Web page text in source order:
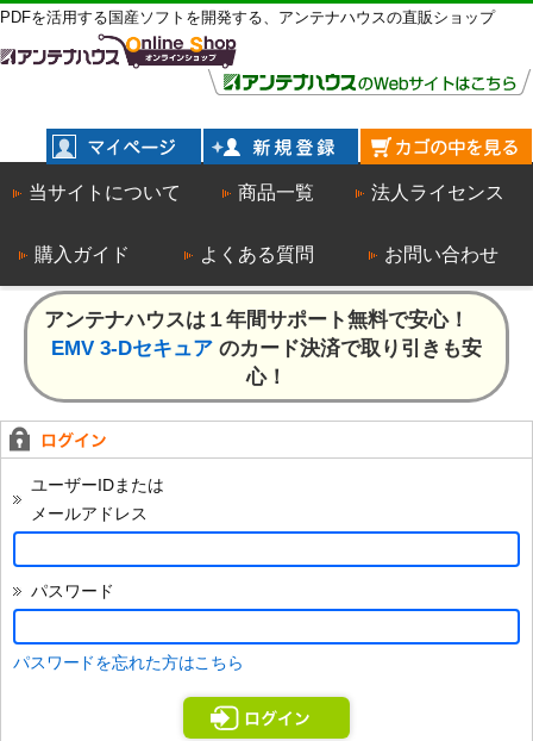
PDFを活用する国産ソフトを開発する、アンテナハウスの直販ショップ
当サイトについて 商品一覧 法人ライセンス
購入ガイド よくある質問 お問い合わせ
アンテナハウスは１年間サポート無料で安心！
EMV 3-Dセキュア のカード決済で取り引きも安
心！
ユーザーIDまたは
メールアドレス
パスワード
パスワードを忘れた方はこちら